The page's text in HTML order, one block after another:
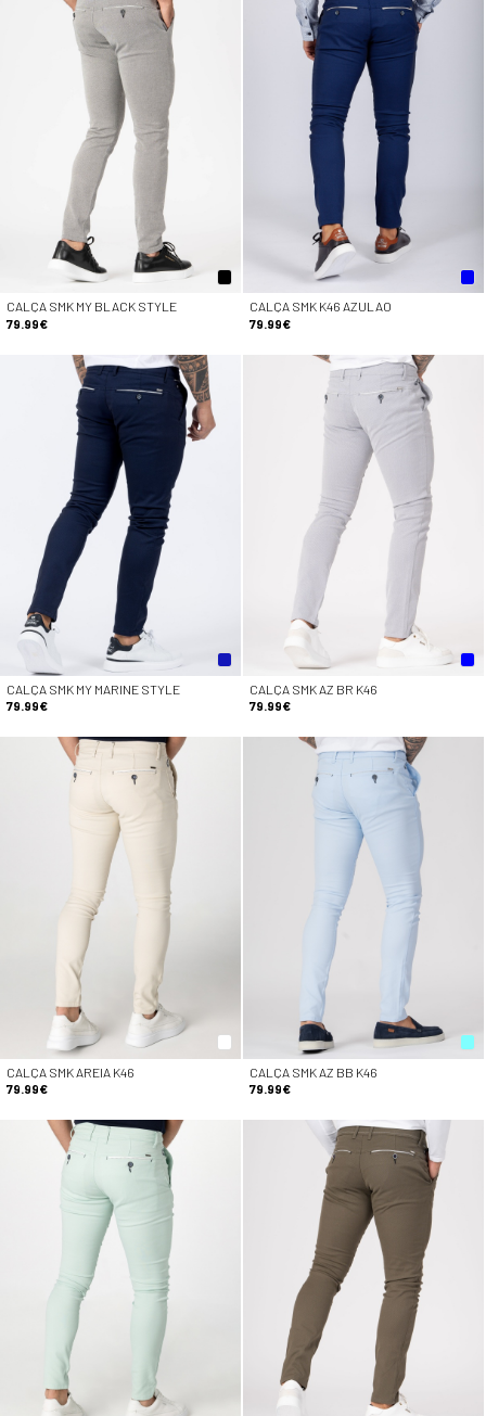
CALÇA SMK MY BLACK STYLE
79.99€
CALÇA SMK K46 AZULAO
79.99€
CALÇA SMK MY MARINE STYLE
79.99€
CALÇA SMK AZ BR K46
79.99€
CALÇA SMK AREIA K46
79.99€
CALÇA SMK AZ BB K46
79.99€